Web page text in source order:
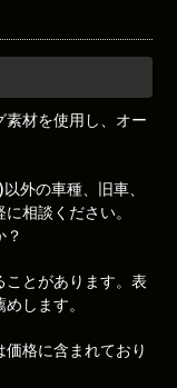
素材を使用し、オー
外の車種、旧車、
相談ください。
？
ことがあります。表
します。
格に含まれており